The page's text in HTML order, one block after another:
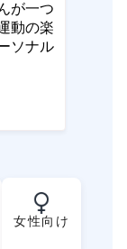
が一つ
動の楽
ソナル
女性向け